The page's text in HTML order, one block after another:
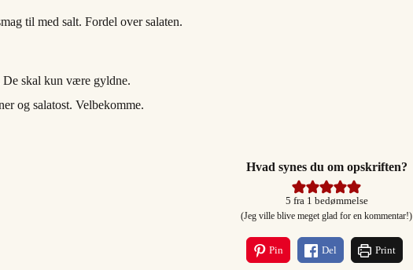
til med salt. Fordel over salaten.
De skal kun være gyldne.
og salatost. Velbekomme.
Hvad synes du om opskriften?
5 fra 1 bedømmelse
(Jeg ville blive meget glad for en kommentar!)
Pin Del Print